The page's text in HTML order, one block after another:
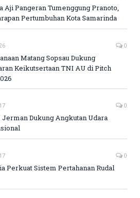
Aji Pangeran Tumenggung Pranoto,
Pertumbuhan Kota Samarinda
0
Matang Sopsau Dukung
Keikutsertaan TNI AU di Pitch
0
Dukung Angkutan Udara
0
Perkuat Sistem Pertahanan Rudal